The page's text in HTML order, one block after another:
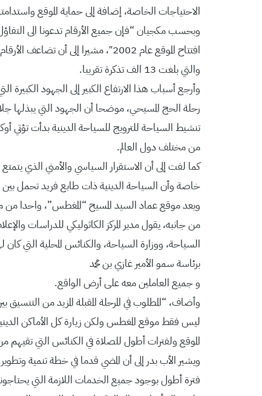
الاحتياجات الخاصة، إضافة إلى حماية الموقع
وبحسب مكجيان “فإن جميع الأرقام تدعونا الى
والتي بلغت 13 الف تذكرة تقريبا.
وأرجع أسباب هذا الارتفاع الكبير إلى الجهود
رحلة الحج المسيحي، موضحا أن الجهود التي يبذلها
تنشيط السياحة للترويج للسياحة الدينية بدأت
من مختلف دول العالم.
كما لفت إلى أن الاستقرار السياسي والأمني الذي
خاصة وأن السياحة الدينية ذات طابع فريد تحمل بين
ويعد موقع عماد السيد المسيح “المغطس”، واحدا من
من جانبه، يقول مدير المركز الكاثوليكي للدراسات
السياحة، ووزارة السياحة، والكنائس المحلية التي
برئاسة سمو الأمير غازي بن محمد
و جميع العاملين معه على أرض الواقع.
وأضاف، “المطلوب في المرحلة المقبلة المزيد من
ليس فقط موقع المغطس ولكن زيارة كل الأماكن
الموقع ولفترات أطول للصلاة في الكنائس التي
ويشير الأب بدر إلى أن المضي قدما في خطة تنمية
فترة أطول بوجود جميع الخدمات اللازمة التي